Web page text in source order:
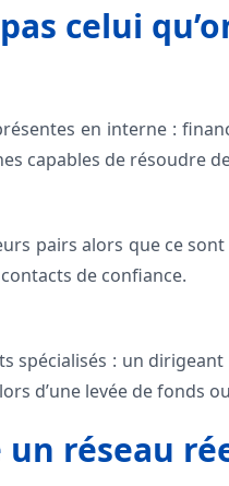
celui
en interne :
capables de résoudre
pairs alors que ce
de confiance.
spécialisés : un
d’une levée de fonds
réseau